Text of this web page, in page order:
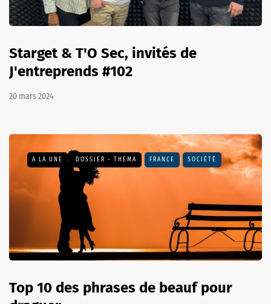
Starget & T'O Sec, invités de
J'entreprends #102
20 mars 2024
A LA UNE DOSSIER - THEMA FRANCE SOCIÉTÉ
Top 10 des phrases de beauf pour